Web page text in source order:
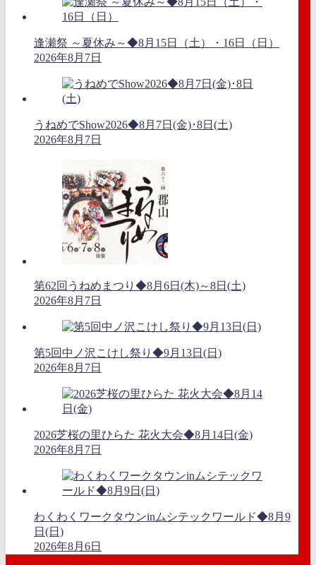
逢瀬祭 ～夏休み～◆8月15日（土）・16日（日）
2026年8月7日
うねめでShow2026◆8月7日(金)･8日(土)
2026年8月7日
第62回うねめまつり◆8月6日(木)～8日(土)
2026年8月7日
第5回中ノ沢こけし祭り◆9月13日(日)
2026年8月7日
2026芝桜の里ひらた 花火大会◆8月14日(金)
2026年8月7日
わくわくワークタウンinムシテックワールド◆8月9
日(日)
2026年8月6日